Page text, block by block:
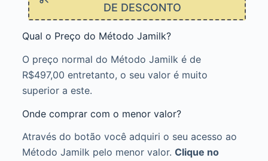
DE DESCONTO
Qual o Preço do Método Jamilk?
O preço normal do Método Jamilk é de
R$497,00 entretanto, o seu valor é muito
superior a este.
Onde comprar com o menor valor?
Através do botão você adquiri o seu acesso ao
Método Jamilk pelo menor valor. Clique no